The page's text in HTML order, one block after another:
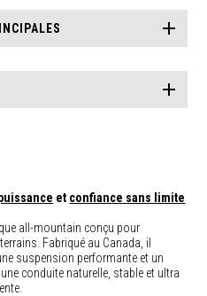
et confiance sans limite
all-mountain conçu pour
Fabriqué au Canada, il
suspension performante et un
conduite naturelle, stable et ultra